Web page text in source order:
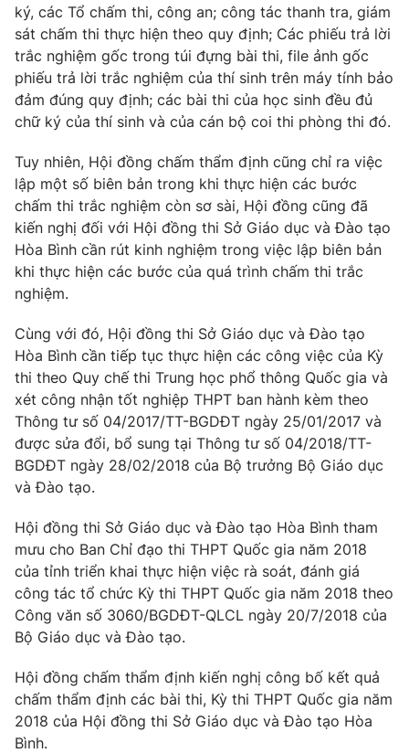
Chuyên mục khác
Emagazine Podcast
Photo Infographic
Video Shorts video
VTV Money VTV Thể thao
VTV Sức khoẻ Bất động sản
VTV4 Vươn mình bằng AI
VTV9 VTV8
Liên hệ tòa soạn English
THỜI BÁO VTV
Cơ quan chủ quản: Đài Truyền hình Việt Nam
Cơ quan báo chí:
Thời báo VTV
ký, các Tổ chấm thi, công an; công tác thanh tra, giám
sát chấm thi thực hiện theo quy định; Các phiếu trả lời
trắc nghiệm gốc trong túi đựng bài thi, file ảnh gốc
phiếu trả lời trắc nghiệm của thí sinh trên máy tính bảo
đảm đúng quy định; các bài thi của học sinh đều đủ
chữ ký của thí sinh và của cán bộ coi thi phòng thi đó.
Tuy nhiên, Hội đồng chấm thẩm định cũng chỉ ra việc
lập một số biên bản trong khi thực hiện các bước
chấm thi trắc nghiệm còn sơ sài, Hội đồng cũng đã
kiến nghị đối với Hội đồng thi Sở Giáo dục và Đào tạo
Hòa Bình cần rút kinh nghiệm trong việc lập biên bản
khi thực hiện các bước của quá trình chấm thi trắc
nghiệm.
Cùng với đó, Hội đồng thi Sở Giáo dục và Đào tạo
Hòa Bình cần tiếp tục thực hiện các công việc của Kỳ
thi theo Quy chế thi Trung học phổ thông Quốc gia và
xét công nhận tốt nghiệp THPT ban hành kèm theo
Thông tư số 04/2017/TT-BGDĐT ngày 25/01/2017 và
được sửa đổi, bổ sung tại Thông tư số 04/2018/TT-
BGDĐT ngày 28/02/2018 của Bộ trưởng Bộ Giáo dục
và Đào tạo.
Hội đồng thi Sở Giáo dục và Đào tạo Hòa Bình tham
mưu cho Ban Chỉ đạo thi THPT Quốc gia năm 2018
của tỉnh triển khai thực hiện việc rà soát, đánh giá
công tác tổ chức Kỳ thi THPT Quốc gia năm 2018 theo
Công văn số 3060/BGDĐT-QLCL ngày 20/7/2018 của
Bộ Giáo dục và Đào tạo.
Hội đồng chấm thẩm định kiến nghị công bố kết quả
chấm thẩm định các bài thi, Kỳ thi THPT Quốc gia năm
2018 của Hội đồng thi Sở Giáo dục và Đào tạo Hòa
Bình.